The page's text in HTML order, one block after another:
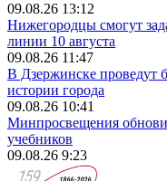
09.08.26 13:12
Нижегородцы смогут
линии 10 августа
09.08.26 11:47
В Дзержинске проведут
истории города
09.08.26 10:41
Минпросвещения
учебников
09.08.26 9:23